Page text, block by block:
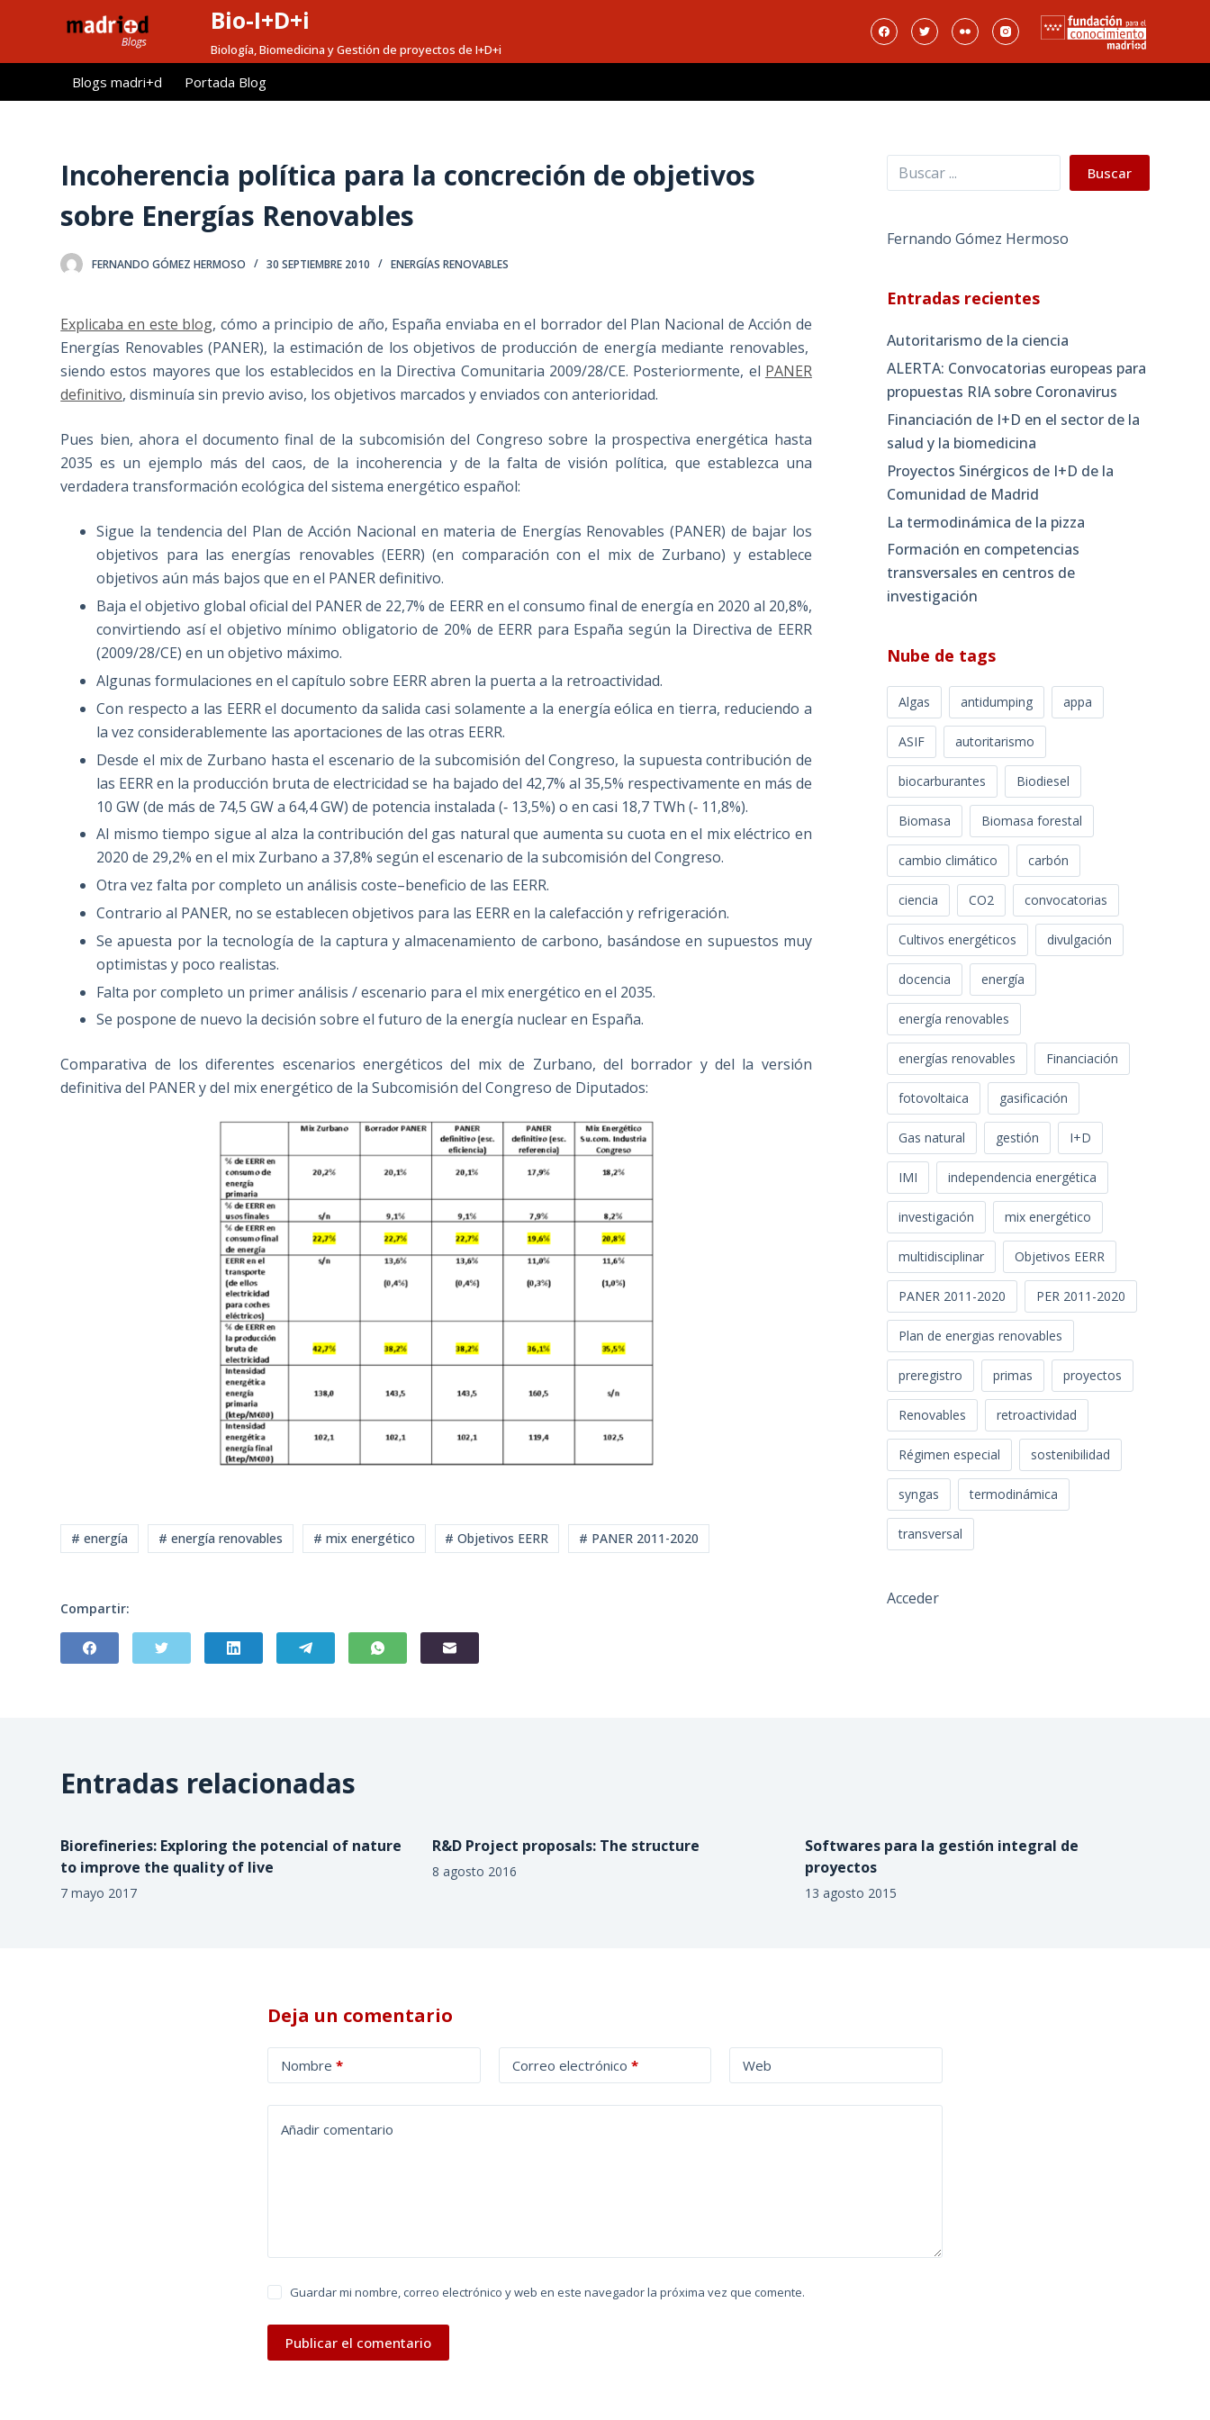
l
Bio-I+D+i
Biología, Biomedicina y Gestión de proyectos de I+D+i
Blogs madri+d Portada Blog
Incoherencia política para la concreción de objetivos
sobre Energías Renovables
FERNANDO GÓMEZ HERMOSO 30 SEPTIEMBRE 2010 ENERGÍAS RENOVABLES
Explicaba en este blog, cómo a principio de año, España enviaba en el borrador del Plan Nacional de Acción de
Energías Renovables (PANER), la estimación de los objetivos de producción de energía mediante renovables,
siendo estos mayores que los establecidos en la Directiva Comunitaria 2009/28/CE. Posteriormente, el PANER
definitivo, disminuía sin previo aviso, los objetivos marcados y enviados con anterioridad.
Pues bien, ahora el documento final de la subcomisión del Congreso sobre la prospectiva energética hasta
2035 es un ejemplo más del caos, de la incoherencia y de la falta de visión política, que establezca una
verdadera transformación ecológica del sistema energético español:
Sigue la tendencia del Plan de Acción Nacional en materia de Energías Renovables (PANER) de bajar los
objetivos para las energías renovables (EERR) (en comparación con el mix de Zurbano) y establece
objetivos aún más bajos que en el PANER definitivo.
Baja el objetivo global oficial del PANER de 22,7% de EERR en el consumo final de energía en 2020 al 20,8%,
convirtiendo así el objetivo mínimo obligatorio de 20% de EERR para España según la Directiva de EERR
(2009/28/CE) en un objetivo máximo.
Algunas formulaciones en el capítulo sobre EERR abren la puerta a la retroactividad.
Con respecto a las EERR el documento da salida casi solamente a la energía eólica en tierra, reduciendo a
la vez considerablemente las aportaciones de las otras EERR.
Desde el mix de Zurbano hasta el escenario de la subcomisión del Congreso, la supuesta contribución de
las EERR en la producción bruta de electricidad se ha bajado del 42,7% al 35,5% respectivamente en más de
10 GW (de más de 74,5 GW a 64,4 GW) de potencia instalada (‐ 13,5%) o en casi 18,7 TWh (‐ 11,8%).
Al mismo tiempo sigue al alza la contribución del gas natural que aumenta su cuota en el mix eléctrico en
2020 de 29,2% en el mix Zurbano a 37,8% según el escenario de la subcomisión del Congreso.
Otra vez falta por completo un análisis coste–beneficio de las EERR.
Contrario al PANER, no se establecen objetivos para las EERR en la calefacción y refrigeración.
Se apuesta por la tecnología de la captura y almacenamiento de carbono, basándose en supuestos muy
optimistas y poco realistas.
Falta por completo un primer análisis / escenario para el mix energético en el 2035.
Se pospone de nuevo la decisión sobre el futuro de la energía nuclear en España.
Comparativa de los diferentes escenarios energéticos del mix de Zurbano, del borrador y del la versión
definitiva del PANER y del mix energético de la Subcomisión del Congreso de Diputados:
# energía # energía renovables # mix energético # Objetivos EERR # PANER 2011-2020
Compartir:
Buscar Buscar
Fernando Gómez Hermoso
Entradas recientes
Autoritarismo de la ciencia
ALERTA: Convocatorias europeas para
propuestas RIA sobre Coronavirus
Financiación de I+D en el sector de la
salud y la biomedicina
Proyectos Sinérgicos de I+D de la
Comunidad de Madrid
La termodinámica de la pizza
Formación en competencias
transversales en centros de
investigación
Nube de tags
Algas antidumping appa
ASIF autoritarismo
biocarburantes Biodiesel
Biomasa Biomasa forestal
cambio climático carbón
ciencia CO2 convocatorias
Cultivos energéticos divulgación
docencia energía
energía renovables
energías renovables Financiación
fotovoltaica gasificación
Gas natural gestión I+D
IMI independencia energética
investigación mix energético
multidisciplinar Objetivos EERR
PANER 2011-2020 PER 2011-2020
Plan de energias renovables
preregistro primas proyectos
Renovables retroactividad
Régimen especial sostenibilidad
syngas termodinámica
transversal
Acceder
Entradas relacionadas
Biorefineries: Exploring the potencial of nature
to improve the quality of live
7 mayo 2017
R&D Project proposals: The structure
8 agosto 2016
Softwares para la gestión integral de
proyectos
13 agosto 2015
Deja un comentario
Nombre * Correo electrónico * Web
Añadir comentario
Guardar mi nombre, correo electrónico y web en este navegador la próxima vez que comente.
Publicar el comentario
l
t